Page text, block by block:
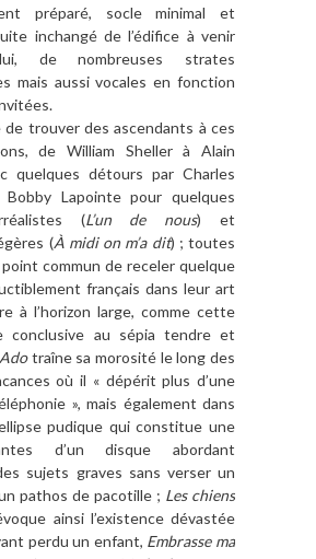
préparé, socle minimal et
inchangé de l’édifice à venir
de nombreuses strates
mais aussi vocales en fonction
trouver des ascendants à ces
de William Sheller à Alain
quelques détours par Charles
Lapointe pour quelques
(L’un de nous) et
(À midi on m’a dit) ; toutes
commun de receler quelque
français dans leur art
à l’horizon large, comme cette
conclusive au sépia tendre et
Adotraîne sa morosité le long des
où il « dépérit plus d’une
», mais également dans
pudique qui constitue une
d’un disque abordant
sujets graves sans verser un
pathos de pacotille ; Les chiens
ainsi l’existence dévastée
perdu un enfant, Embrasse ma